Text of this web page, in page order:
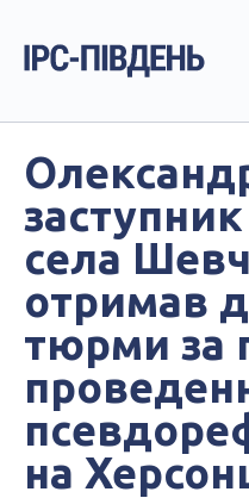
села
отримав
тюрми за
на